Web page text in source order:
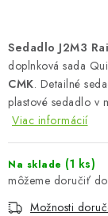
PREDÁVANÉ
O Nás Moja
Postup pri
Prevodník
FAQ
Výstavy
Sedadlo J2M3
doplnková sada
CMK. Detailné
plastové sedadlo v
Viac informácií
Na sklade (1 ks)
Možnosti